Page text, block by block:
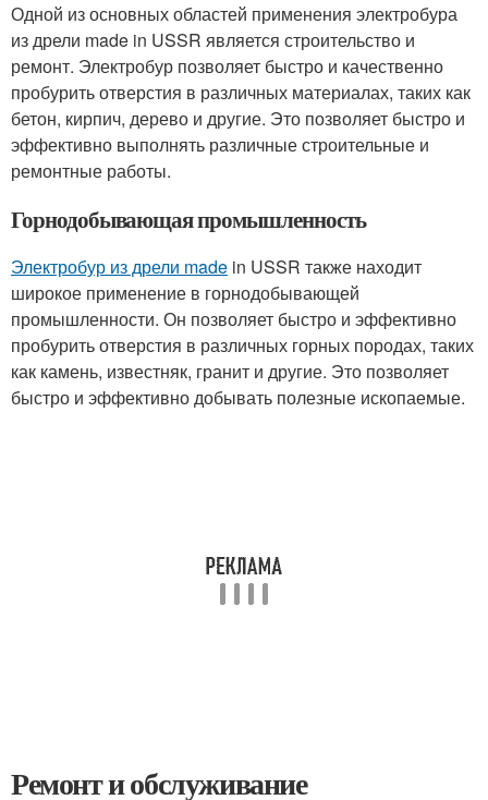
Одной из основных областей применения электробура
из дрели made in USSR является строительство и
ремонт. Электробур позволяет быстро и качественно
пробурить отверстия в различных материалах, таких как
бетон, кирпич, дерево и другие. Это позволяет быстро и
эффективно выполнять различные строительные и
ремонтные работы.
Горнодобывающая промышленность
Электробур из дрели made in USSR также находит
широкое применение в горнодобывающей
промышленности. Он позволяет быстро и эффективно
пробурить отверстия в различных горных породах, таких
как камень, известняк, гранит и другие. Это позволяет
быстро и эффективно добывать полезные ископаемые.
Ремонт и обслуживание